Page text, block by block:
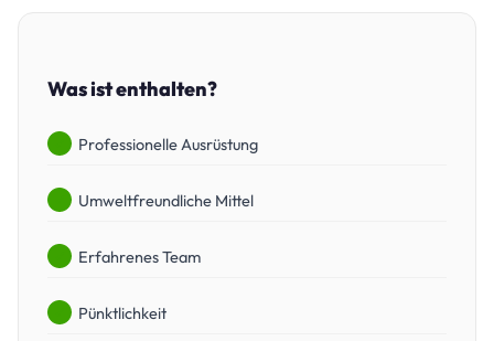
Was ist enthalten?
Professionelle Ausrüstung
Umweltfreundliche Mittel
Erfahrenes Team
Pünktlichkeit